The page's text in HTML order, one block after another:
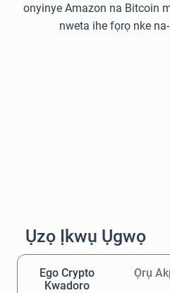
onyinye Amazon na Bitcoin
nweta ihe fọrọ nke
Ụzọ Ịkwụ Ụgwọ
Ego Crypto
Kwadoro
Ọrụ